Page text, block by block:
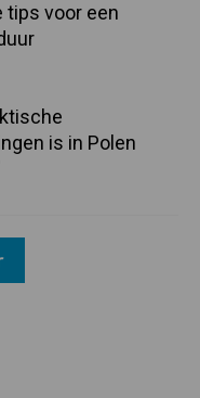
tips voor een
is in Polen